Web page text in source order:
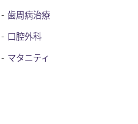
歯周病治療
口腔外科
マタニティ